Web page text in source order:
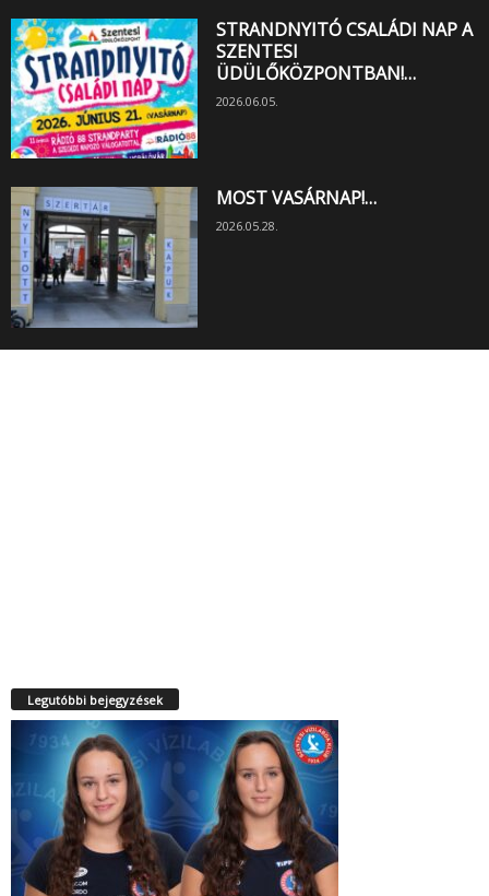
STRANDNYITÓ CSALÁDI NAP A
SZENTESI
ÜDÜLŐKÖZPONTBAN!…
2026.06.05.
MOST VASÁRNAP!…
2026.05.28.
Legutóbbi bejegyzések